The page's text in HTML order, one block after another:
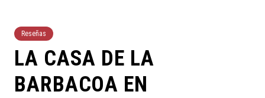
Reseñas
LA CASA DE LA
BARBACOA EN